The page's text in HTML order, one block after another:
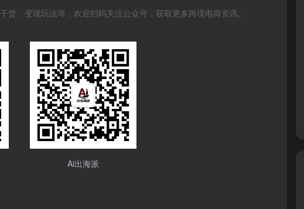
、变现玩法等，欢迎扫码关注公众号，获取更多跨境电商资讯。
Ai出海派